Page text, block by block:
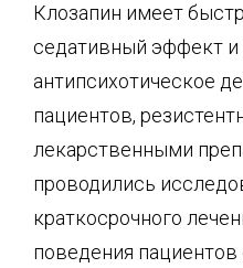
Клозапин имеет
седативный эффект и
антипсихотическое
пациентов,
лекарственными
проводились
краткосрочного
поведения пациентов